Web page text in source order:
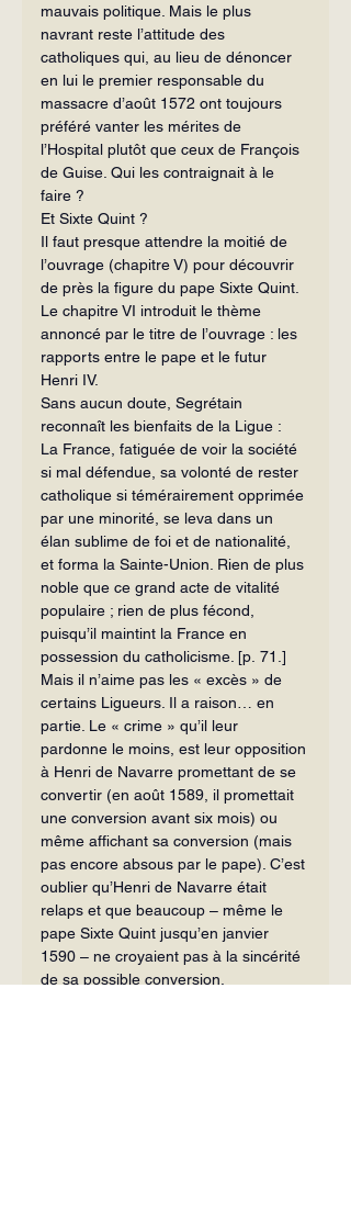
mauvais politique. Mais le plus
navrant reste l’attitude des
catholiques qui, au lieu de dénoncer
en lui le premier responsable du
massacre d’août 1572 ont toujours
préféré vanter les mérites de
l’Hospital plutôt que ceux de François
de Guise. Qui les contraignait à le
faire ?
Et Sixte Quint ?
Il faut presque attendre la moitié de
l’ouvrage (chapitre V) pour découvrir
de près la figure du pape Sixte Quint.
Le chapitre VI introduit le thème
annoncé par le titre de l’ouvrage : les
rapports entre le pape et le futur
Henri IV.
Sans aucun doute, Segrétain
reconnaît les bienfaits de la Ligue :
La France, fatiguée de voir la société
si mal défendue, sa volonté de rester
catholique si témérairement opprimée
par une minorité, se leva dans un
élan sublime de foi et de nationalité,
et forma la Sainte-Union. Rien de plus
noble que ce grand acte de vitalité
populaire ; rien de plus fécond,
puisqu’il maintint la France en
possession du catholicisme. [p. 71.]
Mais il n’aime pas les « excès » de
certains Ligueurs. Il a raison… en
partie. Le « crime » qu’il leur
pardonne le moins, est leur opposition
à Henri de Navarre promettant de se
convertir (en août 1589, il promettait
une conversion avant six mois) ou
même affichant sa conversion (mais
pas encore absous par le pape). C’est
oublier qu’Henri de Navarre était
relaps et que beaucoup – même le
pape Sixte Quint jusqu’en janvier
1590 – ne croyaient pas à la sincérité
de sa possible conversion.